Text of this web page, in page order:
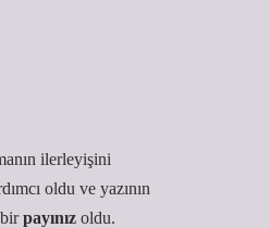
ilerleyişini
oldu ve yazının
payınız oldu.